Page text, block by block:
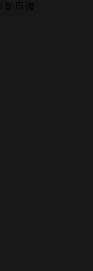
動周邊